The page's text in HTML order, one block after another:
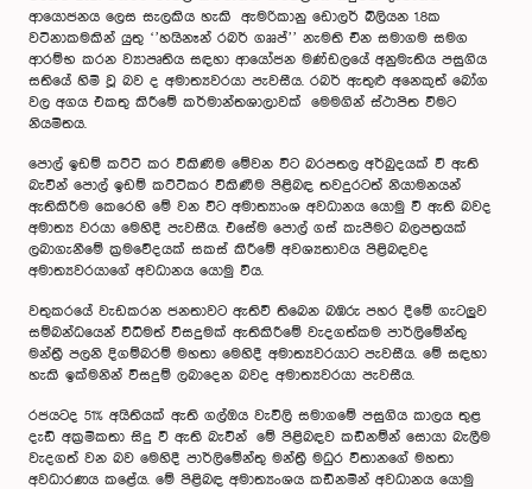
ආයොජනය ලෙස සැලකිය හැකි ඇමරිකානු ඩොලර් බිලියන 1.8ක
වටිනාකමකින් යුතු ‘’හයිනෑන් රබර් ගෲප්’’ නැමති චීන සමාගම සමග
ආරම්භ කරන ව්‍යාපෘතිය සඳහා ආයෝජන මණ්ඩලයේ අනුමැතිය පසුගිය
සතියේ හිමි වූ බව ද අමාත්‍යවරයා පැවසීය. රබර් ඇතුළු අනෙකුත් බෝග
වල අගය එකතු කිරීමේ කර්මාන්තශාලාවක් මෙමගින් ස්ථාපිත වීමට
නියමිතය.
පොල් ඉඩම් කට්ටි කර විකිණිම මේවන විට බරපතල අර්බුදයක් වී ඇති
බැවින් පොල් ඉඩම් කට්ටිකර විකිණීම පිළිබඳ තවදුරටත් නියාමනයන්
ඇතිකිරීම කෙරෙහි මේ වන විට අමාත්‍යාංශ අවධානය යොමු වී ඇති බවද
අමාත්‍ය වරයා මෙහිදී පැවසීය. එසේම පොල් ගස් කැපීමට බලපත්‍රයක්
ලබාගැනීමේ ක්‍රමවේදයක් සකස් කිරීමේ අවශ්‍යතාවය පිළිබඳවද
අමාත්‍යවරයාගේ අවධානය යොමු විය.
වතුකරයේ වැඩකරන ජනතාවට ඇතිවී තිබෙන බඹරු පහර දීමේ ගැටලුව
සම්බන්ධයෙන් විධිමත් විසදුමක් ඇතිකිරීමේ වැදගත්කම පාර්ලිමේන්තු
මන්ත්‍රී පලනි දිගම්බරම් මහතා මෙහිදී අමාත්‍යවරයාට පැවසීය. මේ සඳහා
හැකි ඉක්මනින් විසදුම් ලබාදෙන බවද අමාත්‍යවරයා පැවසීය.
රජයටද 51% අයිතියක් ඇති ගල්ඔය වැවිලි සමාගමේ පසුගිය කාලය තුළ
දැඩි අක්‍රමිකතා සිදු වී ඇති බැවින් මේ පිළිබඳව කඩිනම්න් සොයා බැලීම
වැදගත් වන බව මෙහිදී පාර්ලිමේන්තු මන්ත්‍රී මධුර විතානගේ මහතා
අවධාරණය කළේය. මේ පිළිබඳ අමාත්‍යංශය කඩිනමින් අවධානය යොමු